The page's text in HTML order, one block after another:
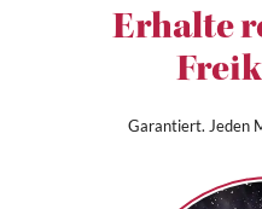
Erhalte
Garantiert. Jeden